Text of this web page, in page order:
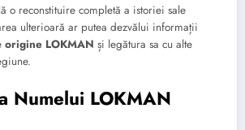
o reconstituire completă a istoriei sale
ulterioară ar putea dezvălui informații
origine LOKMAN și legătura sa cu alte
Numelui LOKMAN